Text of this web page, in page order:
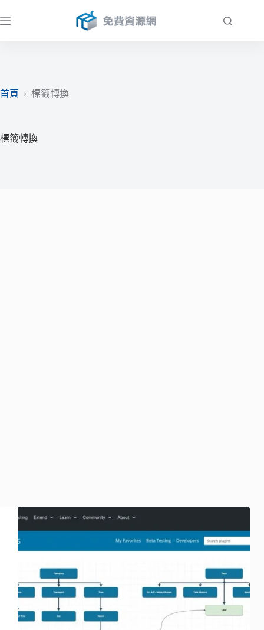
至
首頁
› 標籤轉換
標籤轉換